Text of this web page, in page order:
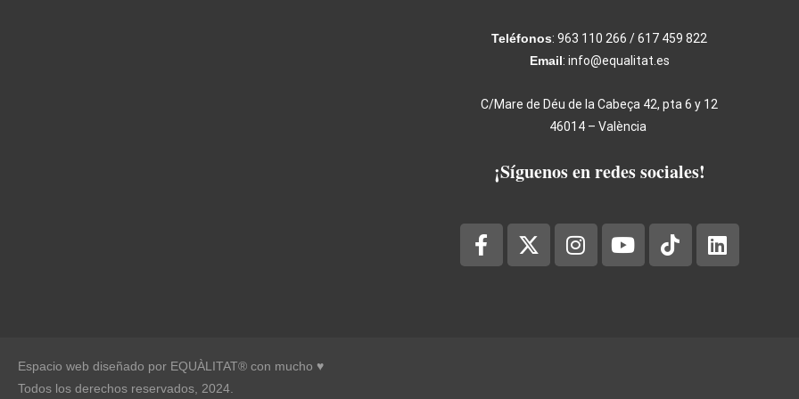
Teléfonos: 963 110 266 / 617 459 822
Email: info@equalitat.es
C/Mare de Déu de la Cabeça 42, pta 6 y 12
46014 – València
¡Síguenos en redes sociales!
Espacio web diseñado por EQUÀLITAT® con mucho ♥︎
Todos los derechos reservados, 2024.